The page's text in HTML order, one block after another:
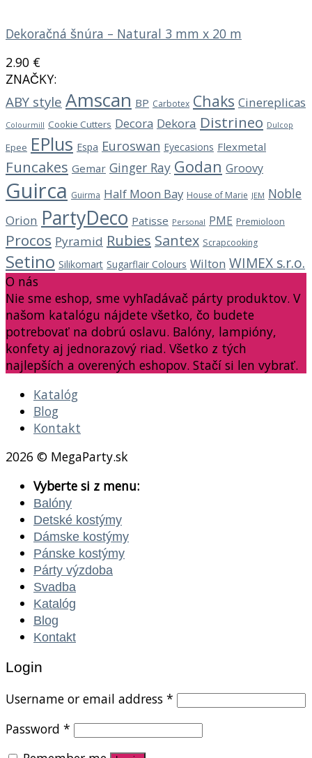
Dekoračná šnúra – Natural 3 mm x 20 m
2.90 €
ZNAČKY:
ABY style Amscan BP Carbotex Chaks Cinereplicas
Colourmill Cookie Cutters Decora Dekora Distrineo Dulcop
Epee EPlus Espa Euroswan Eyecasions Flexmetal
Funcakes Gemar Ginger Ray Godan Groovy
Guirca Guirma Half Moon Bay House of Marie JEM Noble
Orion PartyDeco Patisse Personal PME Premioloon
Procos Pyramid Rubies Santex Scrapcooking
Setino Silikomart Sugarflair Colours Wilton WIMEX s.r.o.
O nás
Nie sme eshop, sme vyhľadávač párty produktov. V
našom katalógu nájdete všetko, čo budete
potrebovať na dobrú oslavu. Balóny, lampióny,
konfety aj jednorazový riad. Všetko z tých
najlepších a overených eshopov. Stačí si len vybrať.
Katalóg
Blog
Kontakt
2026 © MegaParty.sk
Vyberte si z menu:
Balóny
Detské kostýmy
Dámske kostýmy
Pánske kostýmy
Párty výzdoba
Svadba
Katalóg
Blog
Kontakt
Login
Username or email address *
Password *